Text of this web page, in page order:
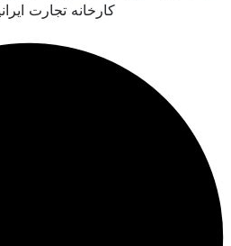
کارخانه تجارت